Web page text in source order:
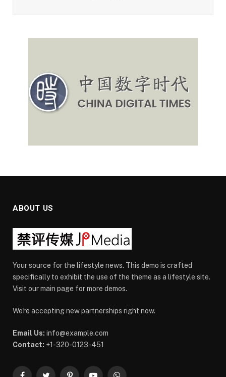
ABOUT US
Your source for the lifestyle news. This demo is crafted
specifically to exhibit the use of the theme as a lifestyle site.
Visit our main page for more demos.
We're accepting new partnerships right now.
Email Us: info@example.com
Contact: +1-320-0123-451